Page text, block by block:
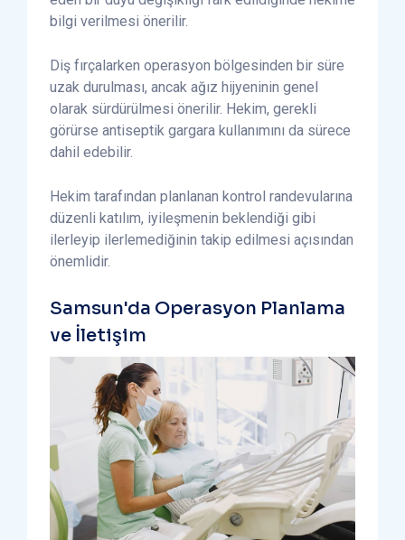
bilgi verilmesi önerilir.
Diş fırçalarken operasyon bölgesinden bir süre
uzak durulması, ancak ağız hijyeninin genel
olarak sürdürülmesi önerilir. Hekim, gerekli
görürse antiseptik gargara kullanımını da sürece
dahil edebilir.
Hekim tarafından planlanan kontrol randevularına
düzenli katılım, iyileşmenin beklendiği gibi
ilerleyip ilerlemediğinin takip edilmesi açısından
önemlidir.
Samsun'da Operasyon Planlama
ve İletişim